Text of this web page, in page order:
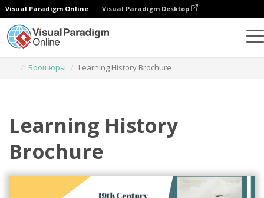
Visual Paradigm Online Visual Paradigm Desktop
Брошюры
Learning History Brochure
Learning History
Brochure